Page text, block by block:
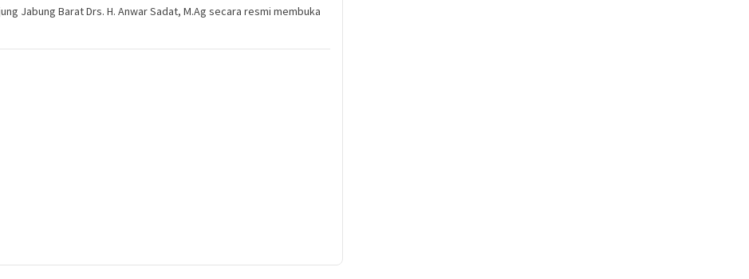
Jabung Barat Drs. H. Anwar Sadat, M.Ag secara resmi membuka